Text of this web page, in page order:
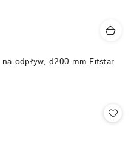
odpływ, d200 mm Fitstar